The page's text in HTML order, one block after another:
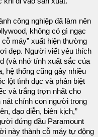
công nghiệp đã làm nên
không có gì ngạc
cỗ máy” xuất hiện thường
đẹp. Người viết yêu thích
(và nhớ tính xuất sắc của
hệ thống cũng gây nhiều
lột tình dục và phân biệt
và trắng trợn nhất cho
nát chính con người trong
đạo diễn, biên kịch,”
đứng đầu Paramount
này thành cỗ máy tự động